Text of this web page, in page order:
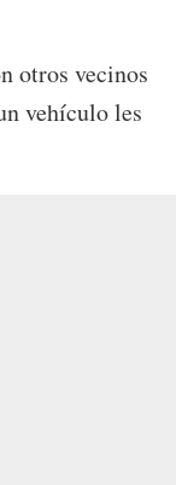
otros vecinos
vehículo les